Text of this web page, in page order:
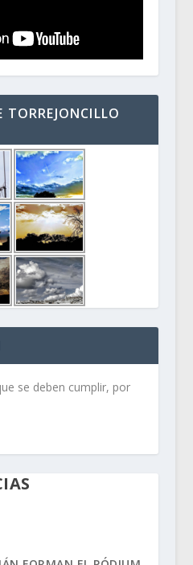
TORREJONCILLO
se deben cumplir, por